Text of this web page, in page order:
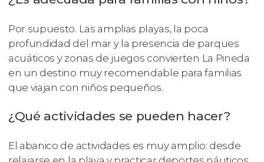
Por supuesto. Las amplias playas, la poca
profundidad del mar y la presencia de parques
acuáticos y zonas de juegos convierten La Pineda
en un destino muy recomendable para familias
que viajan con niños pequeños.
¿Qué actividades se pueden hacer?
El abanico de actividades es muy amplio: desde